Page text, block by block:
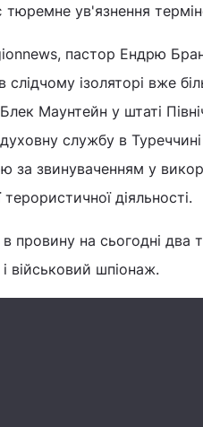
ув'язнення
пастор Ендрю
ізоляторі вже
Маунтейн у штаті
службу в
за звинуваченням у
діяльності.
провину на сьогодні два
військовий шпіонаж.